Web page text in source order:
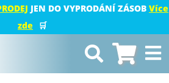
JEN DO VYPRODÁNÍ ZÁSOB Více
zde
🛒